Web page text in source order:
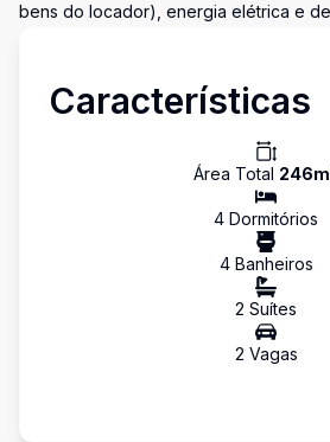
bens do locador), energia elétrica e
Características
Área Total 246
4 Dormitórios
4Banheiros
2 Suítes
2 Vagas